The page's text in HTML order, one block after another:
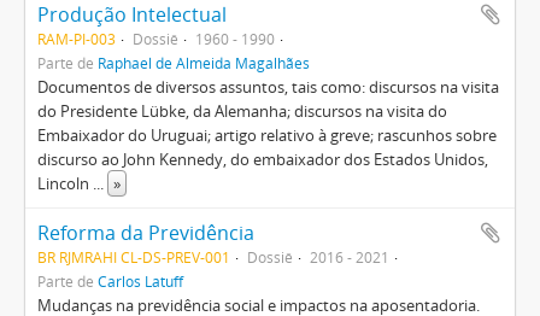
Produção Intelectual
RAM-PI-003 Dossiê
1960 - 1990
Parte de Raphael de Almeida Magalhães
Documentos de diversos assuntos, tais como: discursos na visita
do Presidente Lübke, da Alemanha; discursos na visita do
Embaixador do Uruguai; artigo relativo à greve; rascunhos sobre
discurso ao John Kennedy, do embaixador dos Estados Unidos,
Lincoln ... »
Reforma da Previdência
BR RJMRAHI CL-DS-PREV-001 Dossiê
2016 - 2021
Parte de Carlos Latuff
Mudanças na previdência social e impactos na aposentadoria.